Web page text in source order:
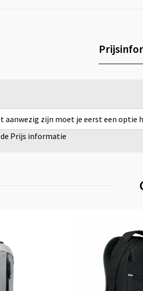
aanwezig zijn moet je eerst een optie
Prijs informatie